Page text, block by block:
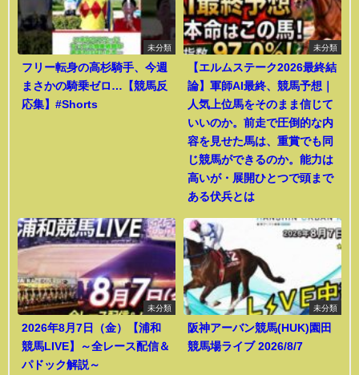
未分類
フリー転身の高杉騎手、今週
まさかの騎乗ゼロ…【競馬反
応集】#Shorts
未分類
【エルムステーク2026最終結
論】軍師AI最終、競馬予想｜
人気上位馬をそのまま信じて
いいのか。前走で圧倒的な内
容を見せた馬は、重賞でも同
じ競馬ができるのか。能力は
高いが・展開ひとつで頭まで
ある伏兵とは
未分類
2026年8月7日（金）【浦和
競馬LIVE】～全レース配信＆
パドック解説～
未分類
阪神アーバン競馬(HUK)園田
競馬場ライブ 2026/8/7